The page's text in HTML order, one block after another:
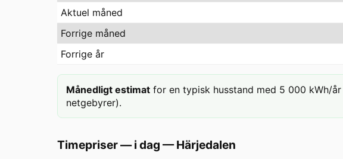
Aktuel måned
Forrige måned
Forrige år
Månedligt estimat for en typisk husstand med 5 000 kWh/
netgebyrer).
Timepriser — i dag —Härjedalen